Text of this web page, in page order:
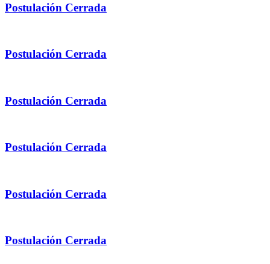
Postulación Cerrada
Postulación Cerrada
Postulación Cerrada
Postulación Cerrada
Postulación Cerrada
Postulación Cerrada